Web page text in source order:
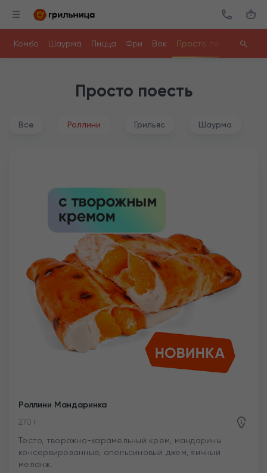
Комбо Шаурма Пицца Фри Вок Просто поесть
Просто поесть
Все Роллини Грильяс Шаурма
Роллини Мандаринка
270 г
Тесто, творожно-карамельный крем, мандарины
консервированные, апельсиновый джем, яичный
меланж.